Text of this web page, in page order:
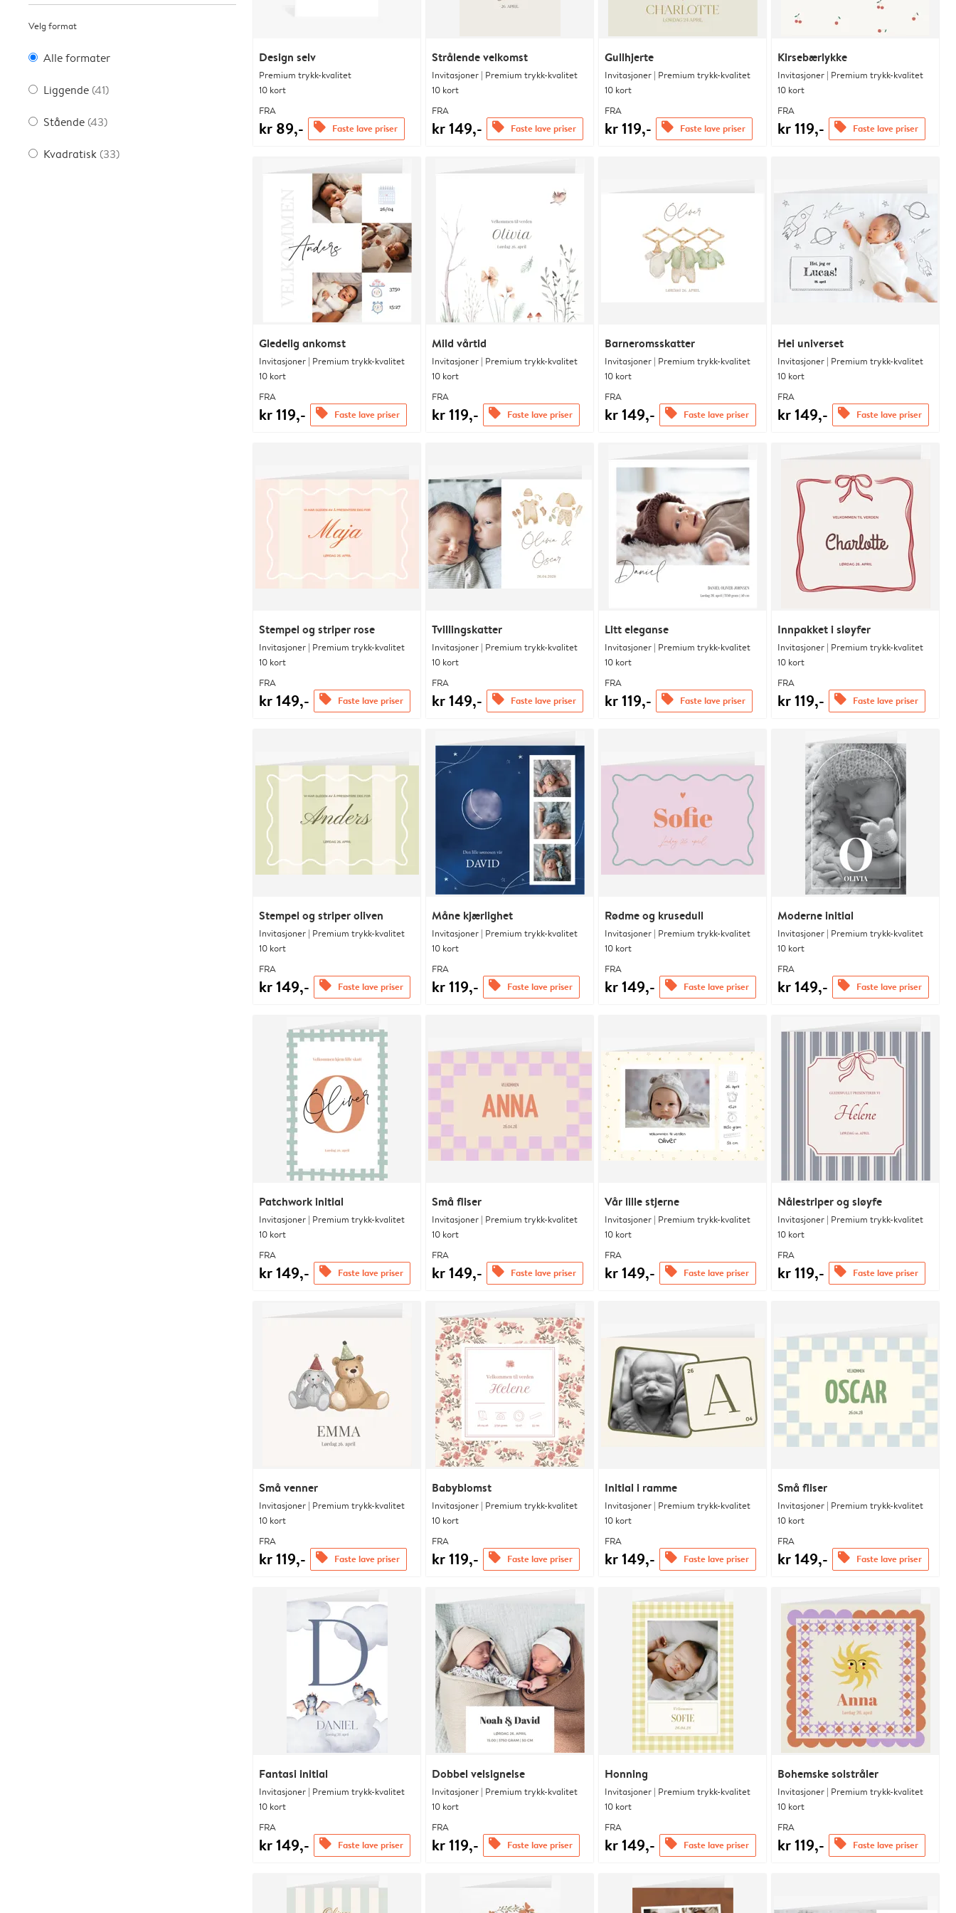
Velg format
Alle formater
Liggende (41)
Stående (43)
Kvadratisk (33)
Design selv
Premium trykk-kvalitet
10 kort
FRA
kr 89,- offers Faste lave priser
Strålende velkomst
Invitasjoner | Premium trykk-kvalitet
10 kort
FRA
kr 149,- offers Faste lave priser
Gullhjerte
Invitasjoner | Premium trykk-kvalitet
10 kort
FRA
kr 119,- offers Faste lave priser
Kirsebærlykke
Invitasjoner | Premium trykk-kvalitet
10 kort
FRA
kr 119,- offers Faste lave priser
Gledelig ankomst
Invitasjoner | Premium trykk-kvalitet
10 kort
FRA
kr 119,- offers Faste lave priser
Mild vårtid
Invitasjoner | Premium trykk-kvalitet
10 kort
FRA
kr 119,- offers Faste lave priser
Barneromsskatter
Invitasjoner | Premium trykk-kvalitet
10 kort
FRA
kr 149,- offers Faste lave priser
Hei universet
Invitasjoner | Premium trykk-kvalitet
10 kort
FRA
kr 149,- offers Faste lave priser
Stempel og striper rose
Invitasjoner | Premium trykk-kvalitet
10 kort
FRA
kr 149,- offers Faste lave priser
Tvillingskatter
Invitasjoner | Premium trykk-kvalitet
10 kort
FRA
kr 149,- offers Faste lave priser
Litt eleganse
Invitasjoner | Premium trykk-kvalitet
10 kort
FRA
kr 119,- offers Faste lave priser
Innpakket i sløyfer
Invitasjoner | Premium trykk-kvalitet
10 kort
FRA
kr 119,- offers Faste lave priser
Stempel og striper oliven
Invitasjoner | Premium trykk-kvalitet
10 kort
FRA
kr 149,- offers Faste lave priser
Måne kjærlighet
Invitasjoner | Premium trykk-kvalitet
10 kort
FRA
kr 119,- offers Faste lave priser
Rødme og krusedull
Invitasjoner | Premium trykk-kvalitet
10 kort
FRA
kr 149,- offers Faste lave priser
Moderne initial
Invitasjoner | Premium trykk-kvalitet
10 kort
FRA
kr 149,- offers Faste lave priser
Patchwork initial
Invitasjoner | Premium trykk-kvalitet
10 kort
FRA
kr 149,- offers Faste lave priser
Små fliser
Invitasjoner | Premium trykk-kvalitet
10 kort
FRA
kr 149,- offers Faste lave priser
Vår lille stjerne
Invitasjoner | Premium trykk-kvalitet
10 kort
FRA
kr 149,- offers Faste lave priser
Nålestriper og sløyfe
Invitasjoner | Premium trykk-kvalitet
10 kort
FRA
kr 119,- offers Faste lave priser
Små venner
Invitasjoner | Premium trykk-kvalitet
10 kort
FRA
kr 119,- offers Faste lave priser
Babyblomst
Invitasjoner | Premium trykk-kvalitet
10 kort
FRA
kr 119,- offers Faste lave priser
Initial i ramme
Invitasjoner | Premium trykk-kvalitet
10 kort
FRA
kr 149,- offers Faste lave priser
Små fliser
Invitasjoner | Premium trykk-kvalitet
10 kort
FRA
kr 149,- offers Faste lave priser
Fantasi initial
Invitasjoner | Premium trykk-kvalitet
10 kort
FRA
kr 149,- offers Faste lave priser
Dobbel velsignelse
Invitasjoner | Premium trykk-kvalitet
10 kort
FRA
kr 119,- offers Faste lave priser
Honning
Invitasjoner | Premium trykk-kvalitet
10 kort
FRA
kr 149,- offers Faste lave priser
Bohemske solstråler
Invitasjoner | Premium trykk-kvalitet
10 kort
FRA
kr 119,- offers Faste lave priser